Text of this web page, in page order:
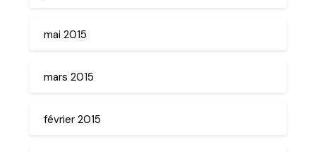
mai 2015
mars 2015
février 2015